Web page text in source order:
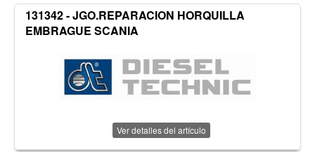
131342 - JGO.REPARACION HORQUILLA
EMBRAGUE SCANIA
Ver detalles del artículo